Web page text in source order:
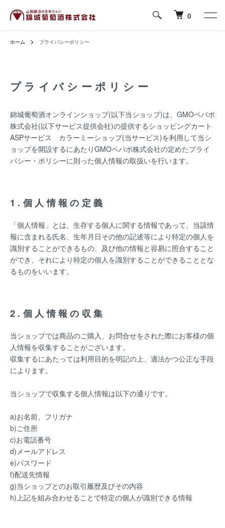
0
ホーム プライバシーポリシー
プライバシーポリシー
錦城葡萄酒オンラインショップ(以下当ショップ)は、 GMOペパボ
株式会社(以下サービス提供会社)の提供するショッピングカート
ASPサービス カラーミーショップ(当サービス)を利用して当シ
ョップを開設するにあたりGMOペパボ株式会社の定めたプライ
バシー・ポリシーに則った個人情報の取扱いを行います。
1.個人情報の定義
「個人情報」とは、生存する個人に関する情報であって、当該情
報に含まれる氏名、生年月日その他の記述等により特定の個人を
識別することができるもの、及び他の情報と容易に照合すること
ができ、それにより特定の個人を識別することができることとな
るものをいいます。
2.個人情報の収集
当ショップでは商品のご購入、お問合せをされた際にお客様の個
人情報を収集することがございます。
収集するにあたっては利用目的を明記の上、適法かつ公正な手段
によります。
当ショップで収集する個人情報は以下の通りです。
a)お名前、フリガナ
b)ご住所
c)お電話番号
d)メールアドレス
e)パスワード
f)配送先情報
g)当ショップとのお取引履歴及びその内容
h)上記を組み合わせることで特定の個人が識別できる情報